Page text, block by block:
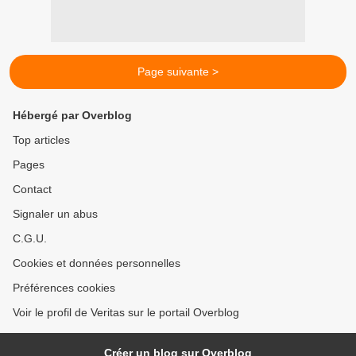
Page suivante >
Hébergé par Overblog
Top articles
Pages
Contact
Signaler un abus
C.G.U.
Cookies et données personnelles
Préférences cookies
Voir le profil de Veritas sur le portail Overblog
Créer un blog sur Overblog